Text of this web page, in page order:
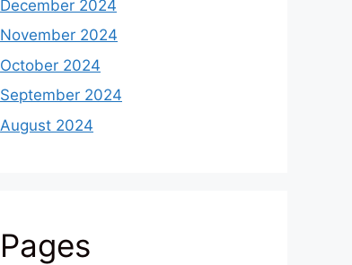
December 2024
November 2024
October 2024
September 2024
August 2024
Pages